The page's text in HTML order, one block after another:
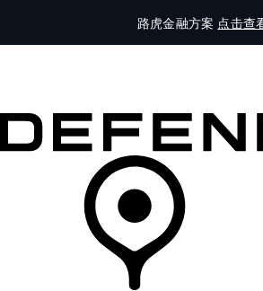
路虎金融方案 点击查